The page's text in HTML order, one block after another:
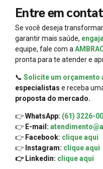
Entre em
Se você deseja
garantir mais saúde,
equipe, fale com a
pronta para te atender e
📞 Solicite um orçamento
especialistas e receba
proposta do mercado.
👉WhatsApp: (61) 3226-
👉 E-mail:
👉 Facebook: clique aqui
👉 Instagram: clique aqui
👉 Linkedin: clique aqui